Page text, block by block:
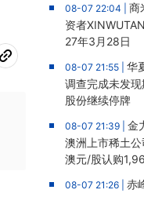
08-07 22:04 | 商
资者
27年3月28日
08-07 21:55 | 华
调查完成未发现
股份继续停牌
08-07 21:39 | 金
澳洲上市稀土
澳元/股认购
08-07 21:26 | 赤